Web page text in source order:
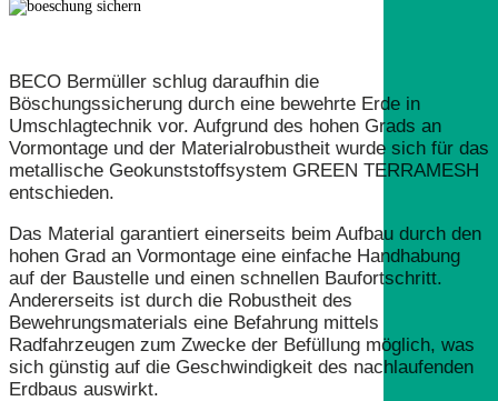
BECO Bermüller schlug daraufhin die
Böschungssicherung durch eine bewehrte Erde in
Umschlagtechnik vor. Aufgrund des hohen Grads an
Vormontage und der Materialrobustheit wurde sich für das
metallische Geokunststoffsystem GREEN TERRAMESH
entschieden.
Das Material garantiert einerseits beim Aufbau durch den
hohen Grad an Vormontage eine einfache Handhabung
auf der Baustelle und einen schnellen Baufortschritt.
Andererseits ist durch die Robustheit des
Bewehrungsmaterials eine Befahrung mittels
Radfahrzeugen zum Zwecke der Befüllung möglich, was
sich günstig auf die Geschwindigkeit des nachlaufenden
Erdbaus auswirkt.